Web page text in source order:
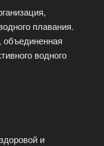
плавания.
объединенная
водного
и